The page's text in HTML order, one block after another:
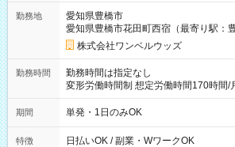
期間なし
勤務地
愛知県豊橋市
愛知県豊橋市花田町西宿（最寄り駅：豊
株式会社ワンベルウッズ
勤務時間
勤務時間は指定なし
変形労働時間制 想定労働時間170時間/月 ☆シフト例 ＊8/15
10/26 全日共通 08：00～12：00 17：
～9/19のみ下記シフトもあります！ 12：
00
期間 単発・1日のみOK
特徴 日払いOK / 副業・WワークOK